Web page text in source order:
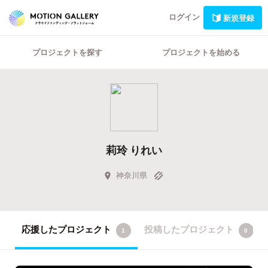
ログイン 新規登録
プロジェクトを探す プロジェクトを始める
莉玲 りれい
神奈川県
応援したプロジェクト 1 投稿したプロジェクト 0